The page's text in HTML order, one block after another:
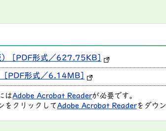
） [PDF形式／627.75KB]
[PDF形式／6.14MB]
はAdobe Acrobat Readerが必要です。
をクリックして Adobe Acrobat Readerをダウ